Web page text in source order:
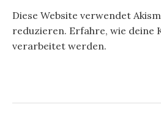
Diese Website verwendet
reduzieren. Erfahre, wie deine
verarbeitet werden.